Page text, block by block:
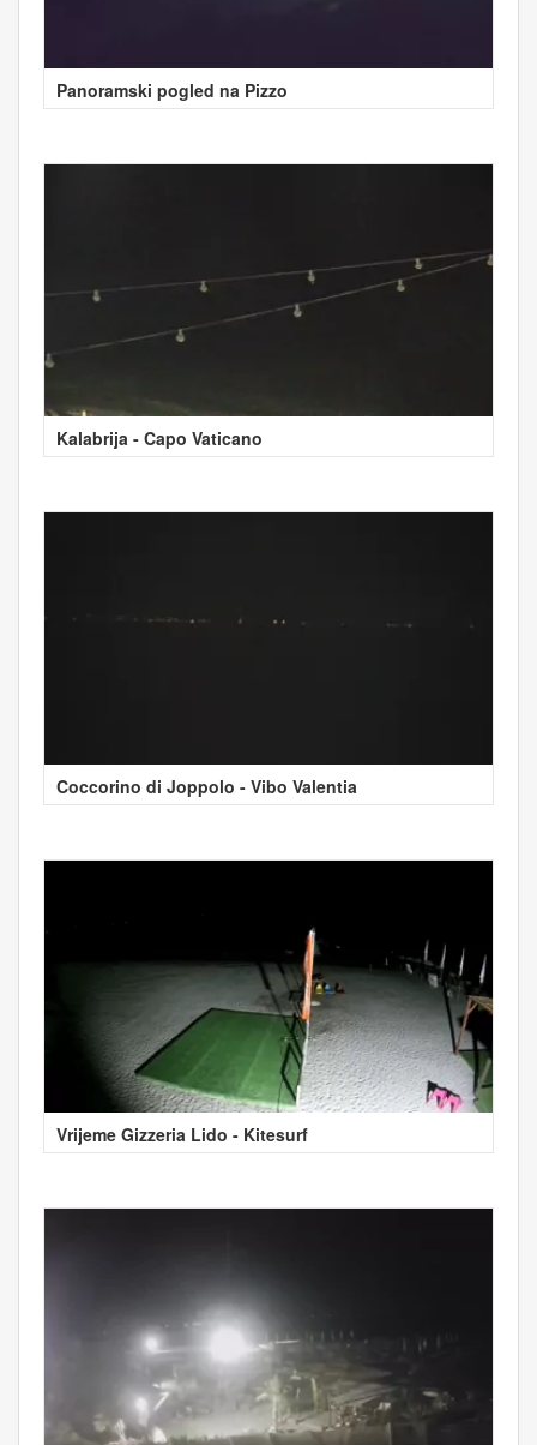
Panoramski pogled na Pizzo
Kalabrija - Capo Vaticano
Coccorino di Joppolo - Vibo Valentia
Vrijeme Gizzeria Lido - Kitesurf